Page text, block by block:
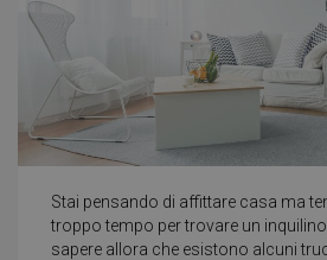
Stai pensando di affittare casa ma
troppo tempo per trovare un
sapere allora che esistono alcuni